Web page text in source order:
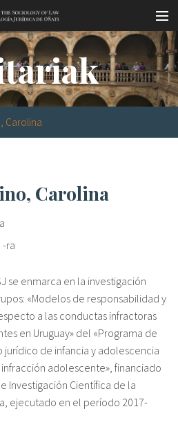
Galde-erantzunak Oñati
Egutegia Argazki galeria
Carolina
Carolina
-ra
se enmarca en la investigación
«Modelos de responsabilidad y
a las conductas infractoras
en Uruguay» del «Programa de
de infancia y adolescencia
infracción adolescente», financiado
Investigación Científica de la
ejecutado en el período 2017-